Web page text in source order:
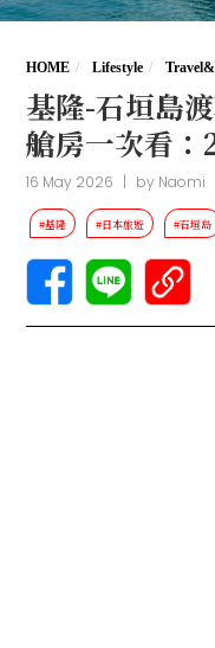
HOME Lifestyle
基隆-石垣島
艙房一次看
16 May 2026 | by Naomi
#基隆 #日本旅遊 #石垣島